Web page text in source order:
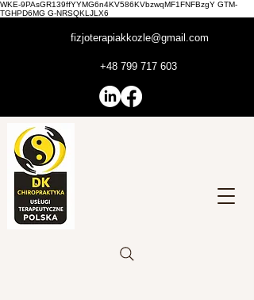
WKE-9PAsGR139ffYYMG6n4KV586KVbzwqMF1FNFBzgY GTM-
TGHPD6MG G-NRSQKLJLX6
fizjoterapiakkozle@gmail.com
+48 799 717 603